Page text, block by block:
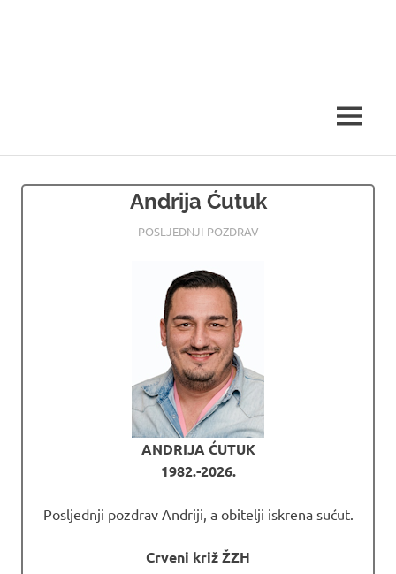
MENU
Andrija Ćutuk
23.06.2026
OSMRTNICE LJUBUSKI
POSLJEDNJI POZDRAV
ANDRIJA ĆUTUK
1982.-2026.
Posljednji pozdrav Andriji, a obitelji iskrena sućut.
Crveni križ ŽZH